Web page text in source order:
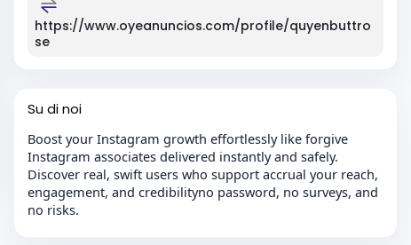
https://www.oyeanuncios.com/profile/quyenbuttro
se
Su di noi
Boost your Instagram growth effortlessly like forgive
Instagram associates delivered instantly and safely.
Discover real, swift users who support accrual your reach,
engagement, and credibilityno password, no surveys, and
no risks.